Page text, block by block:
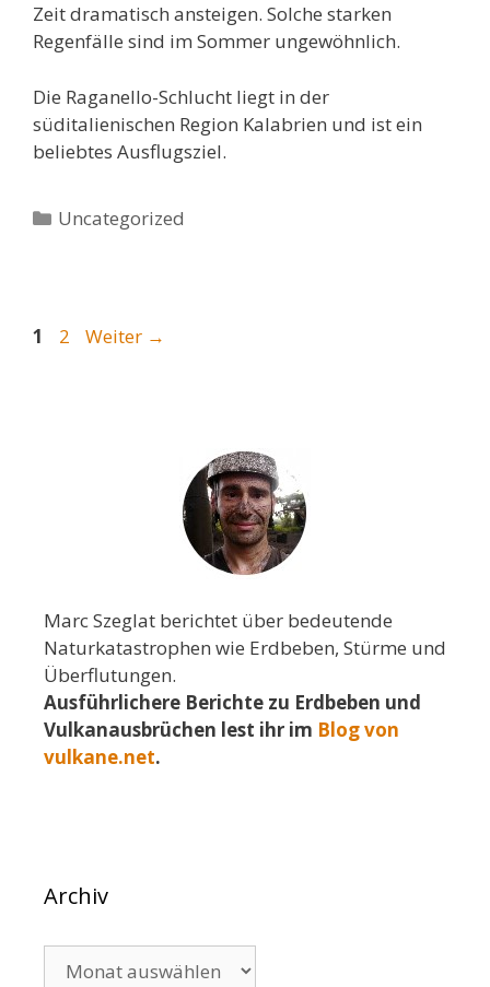
Zeit dramatisch ansteigen. Solche starken
Regenfälle sind im Sommer ungewöhnlich.
Die Raganello-Schlucht liegt in der
süditalienischen Region Kalabrien und ist ein
beliebtes Ausflugsziel.
Kategorien
Uncategorized
Seite
1 Seite
2 Weiter →
Marc Szeglat berichtet über bedeutende
Naturkatastrophen wie Erdbeben, Stürme und
Überflutungen.
Ausführlichere Berichte zu Erdbeben und
Vulkanausbrüchen lest ihr im Blog von
vulkane.net.
Archiv